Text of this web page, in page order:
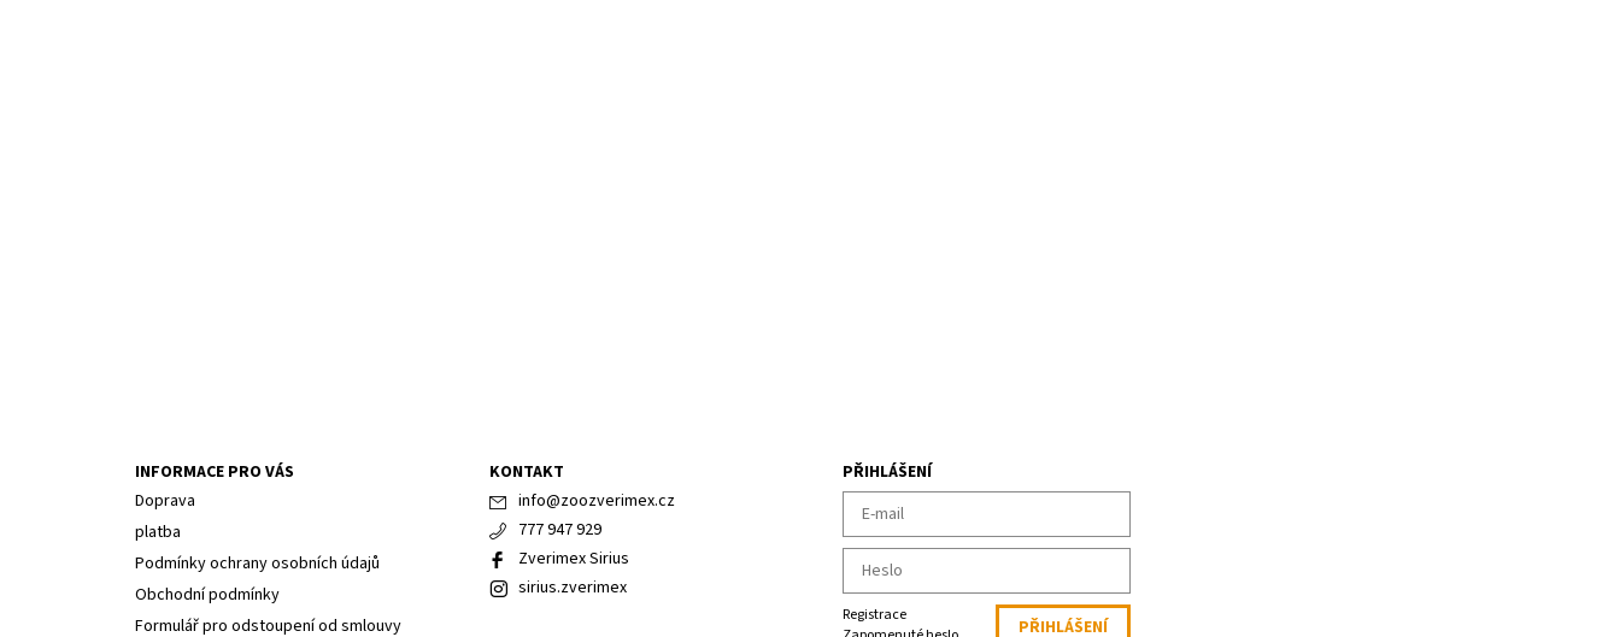
INFORMACE PRO VÁS
Doprava
platba
Podmínky ochrany osobních údajů
Obchodní podmínky
Formulář pro odstoupení od smlouvy
KONTAKT
info@zoozverimex.cz
777 947 929
Zverimex Sirius
sirius.zverimex
PŘIHLÁŠENÍ
Registrace